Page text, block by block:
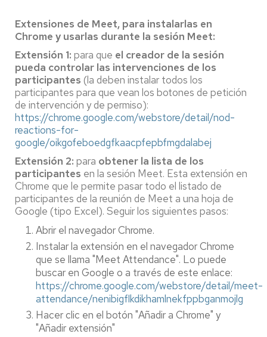
Extensiones de Meet, para instalarlas en
Chrome y usarlas durante la sesión Meet:
Extensión 1: para que el creador de la sesión
pueda controlar las intervenciones de los
participantes (la deben instalar todos los
participantes para que vean los botones de petición
de intervención y de permiso):
https://chrome.google.com/webstore/detail/nod-
reactions-for-
google/oikgofeboedgfkaacpfepbfmgdalabej
Extensión 2: para obtener la lista de los
participantes en la sesión Meet. Esta extensión en
Chrome que le permite pasar todo el listado de
participantes de la reunión de Meet a una hoja de
Google (tipo Excel). Seguir los siguientes pasos:
Abrir el navegador Chrome.
Instalar la extensión en el navegador Chrome
que se llama "Meet Attendance". Lo puede
buscar en Google o a través de este enlace:
https://chrome.google.com/webstore/detail/meet-
attendance/nenibigflkdikhamlnekfppbganmojlg
Hacer clic en el botón "Añadir a Chrome" y
"Añadir extensión"